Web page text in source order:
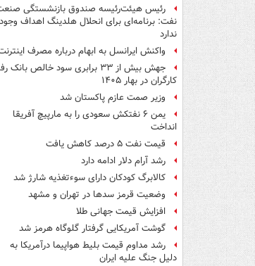
رئیس هیئت‌رئیسه صندوق بازنشستگی
نفت: برنامه‌ای برای انحلال هلدینگ اهداف وجود
ندارد
واکنش ایرانسل به ابهام درباره مصرف
جهش بیش از ۳۳ برابری سود خالص بانک
کارگران در بهار ۱۴۰۵
وزیر صمت عازم پاکستان شد
یمن ۶ نفتکش سعودی را به مارپیچ آفریقا
انداخت
قیمت نفت ۵ درصد کاهش یافت
رشد آرام دلار ادامه دارد
کالابرگ کودکان دارای سوءتغذیه شارژ شد
وضعیت قرمز سدها در تهران و مشهد
افزایش قیمت جهانی طلا
گوشت آمریکایی گرفتار گلوگاه هرمز شد
رشد مداوم قیمت بلیط هواپیما درآمریکا به
دلیل جنگ علیه ایران